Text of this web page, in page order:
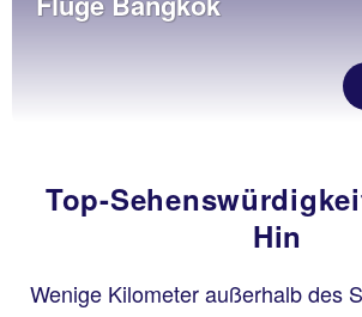
Top-
Hin
Wenige Kilometer außerhalb des